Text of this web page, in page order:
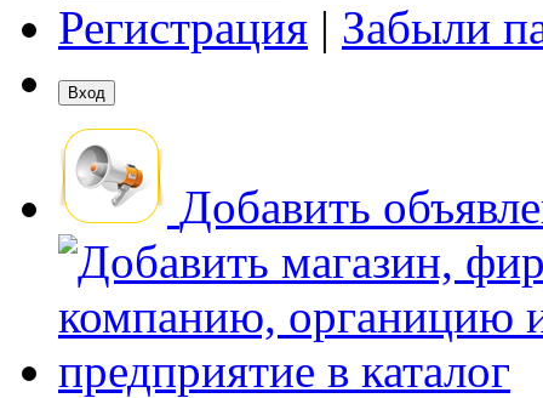
Регистрация | Забыли
Добавить